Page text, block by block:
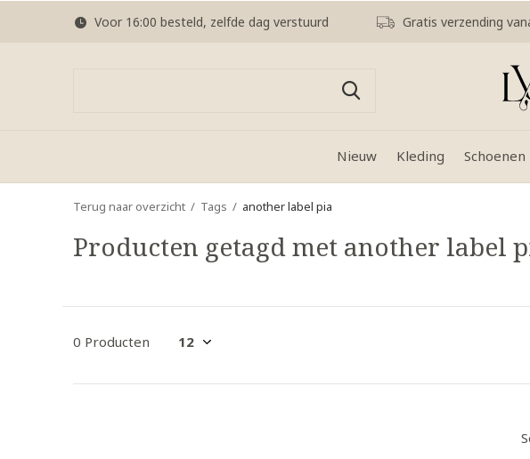
Nieuw Kleding Schoenen
Voor 16:00 besteld, zelfde dag verstuurd Gratis verzending
Terug naar overzicht Tags another label pia
Producten getagd met another label
0 Producten